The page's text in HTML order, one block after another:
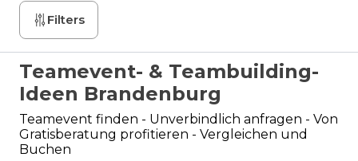
Filters
Teamevent- & Teambuilding-
Ideen Brandenburg
Teamevent finden - Unverbindlich anfragen - Von
Gratisberatung profitieren - Vergleichen und
Buchen